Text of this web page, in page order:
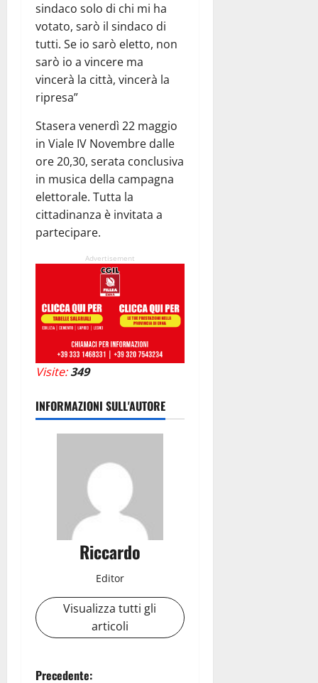
sindaco solo di chi mi ha
votato, sarò il sindaco di
tutti. Se io sarò eletto, non
sarò io a vincere ma
vincerà la città, vincerà la
ripresa”
Stasera venerdì 22 maggio
in Viale IV Novembre dalle
ore 20,30, serata conclusiva
in musica della campagna
elettorale. Tutta la
cittadinanza è invitata a
partecipare.
Advertisement
Visite:349
INFORMAZIONI SULL'AUTORE
Riccardo
Editor
Visualizza tutti gli
articoli
Precedente: